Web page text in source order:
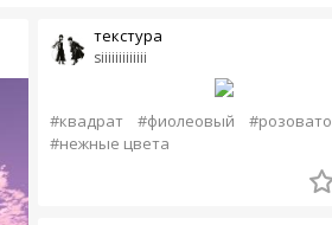
siiiiiiiiiiiii
текстура
#квадрат #фиолеовый
#розовато
#нежные цвета